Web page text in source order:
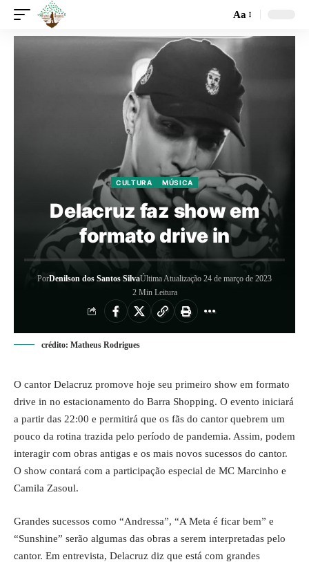
Aa
CULTURA MÚSICA
Delacruz faz show em
formato drive in
PorDenilson dos Santos SilvaÚltima Atualização 24 de março de 2023
2 Min Leitura
crédito: Matheus Rodrigues
O cantor Delacruz promove hoje seu primeiro show em formato
drive in no estacionamento do Barra Shopping. O evento iniciará
a partir das 22:00 e permitirá que os fãs do cantor quebrem um
pouco da rotina trazida pelo período de pandemia. Assim, podem
interagir com obras antigas e os mais novos sucessos do cantor.
O show contará com a participação especial de MC Marcinho e
Camila Zasoul.
Grandes sucessos como “Andressa”, “A Meta é ficar bem” e
“Sunshine” serão algumas das obras a serem interpretadas pelo
cantor. Em entrevista, Delacruz diz que está com grandes